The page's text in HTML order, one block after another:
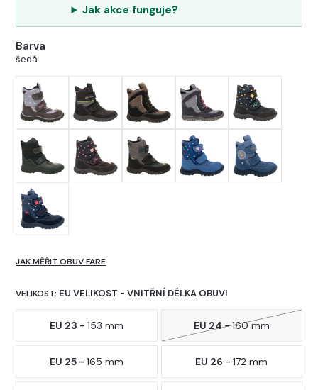
Jak akce funguje?
Barva
šedá
VELIKOST: EU VELIKOST - VNITŘNÍ DÉLKA OBUVI
JAK MĚŘIT OBUV FARE
EU 23 - 153 mm EU 24 -160 mm
EU 25 - 165 mm EU 26 -172 mm